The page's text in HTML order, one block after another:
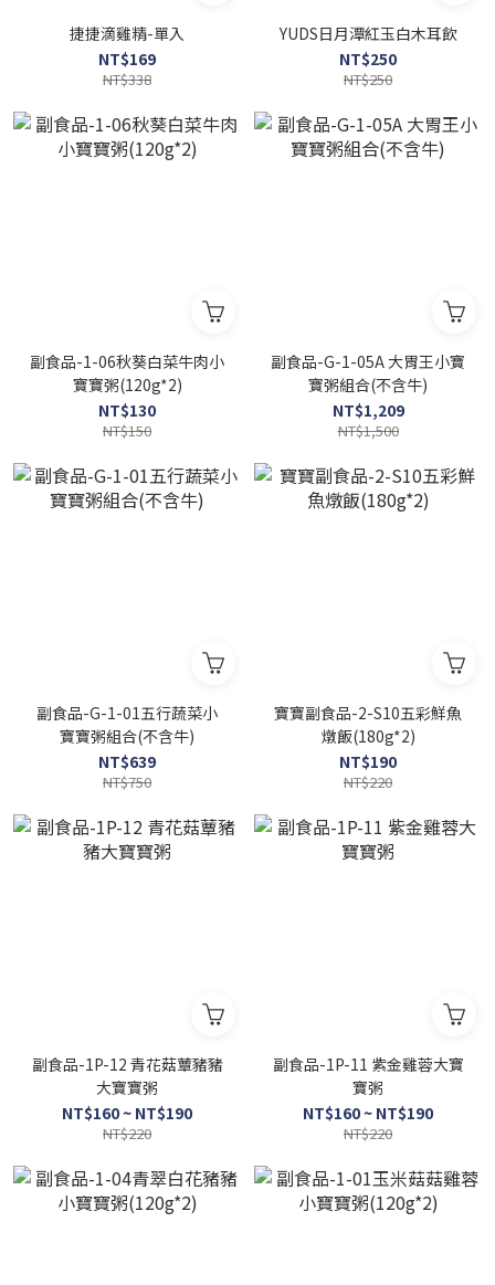
捷捷滴雞精-單入
NT$169
NT$338
YUDS日月潭紅玉白木耳飲
NT$250
NT$250
副食品-1-06秋葵白菜牛肉小
寶寶粥(120g*2)
NT$130
NT$150
副食品-G-1-05A 大胃王小寶
寶粥組合(不含牛)
NT$1,209
NT$1,500
副食品-G-1-01五行蔬菜小
寶寶粥組合(不含牛)
NT$639
NT$750
寶寶副食品-2-S10五彩鮮魚
燉飯(180g*2)
NT$190
NT$220
副食品-1P-12 青花菇蕈豬豬
大寶寶粥
NT$160 ~ NT$190
NT$220
副食品-1P-11 紫金雞蓉大寶
寶粥
NT$160 ~ NT$190
NT$220